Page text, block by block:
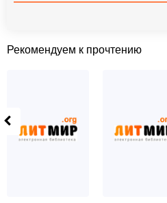
Рекомендуем к прочтению